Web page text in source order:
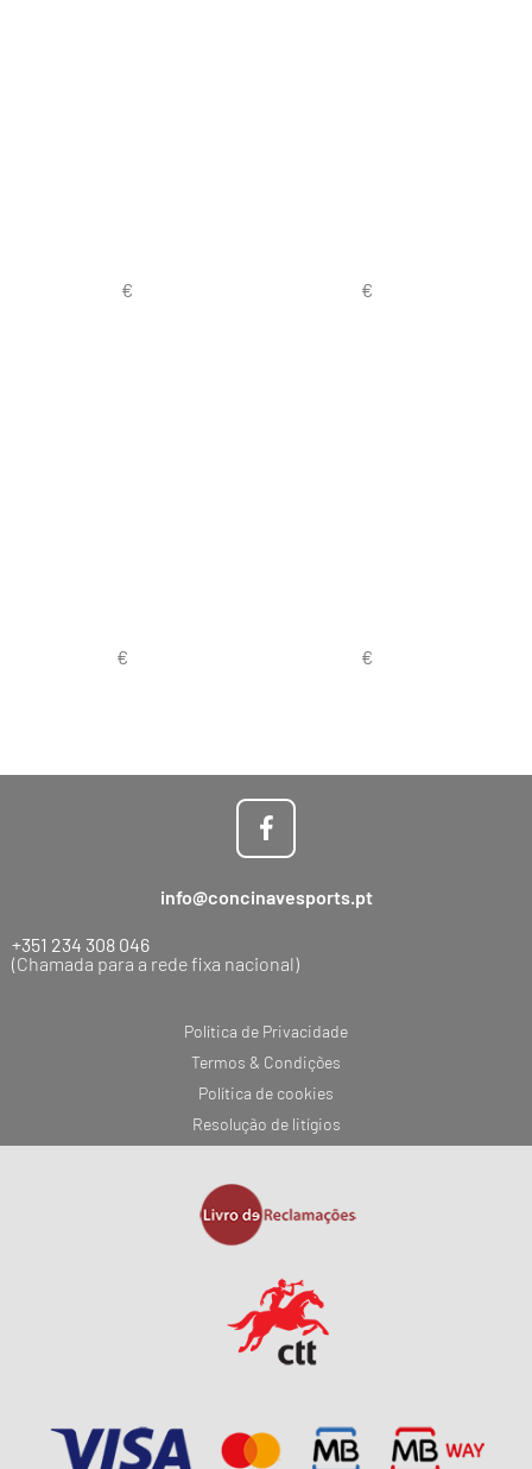
Política de Privacidade
Termos & Condições
Política de cookies
Resolução de litígios
info@concinavesports.pt
+351 234 308 046
(Chamada para a rede fixa nacional)